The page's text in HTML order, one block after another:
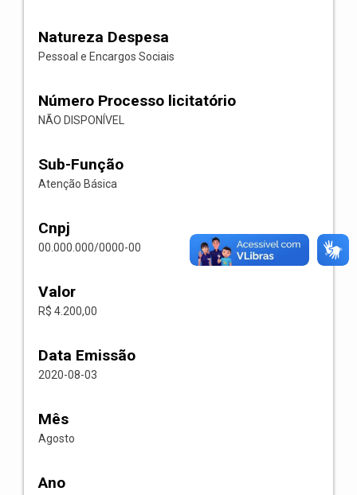
Natureza Despesa
Pessoal e Encargos Sociais
Número Processo licitatório
NÃO DISPONÍVEL
Sub-Função
Atenção Básica
Cnpj
00.000.000/0000-00
Valor
R$ 4.200,00
Data Emissão
2020-08-03
Mês
Agosto
Ano